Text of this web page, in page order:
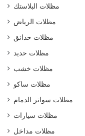
مظلات البلاستك
مظلات الرياض
مظلات حدائق
مظلات حديد
مظلات خشب
مظلات ساكو
مظلات سواتر الدمام
مظلات سيارات
مظلات مداخل